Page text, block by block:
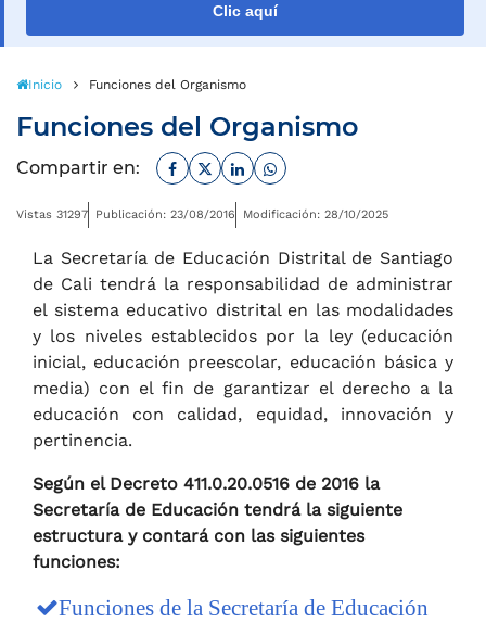
Clic aquí
Inicio Funciones del Organismo
Funciones del Organismo
Compartir en: Facebook
TwitterLinkedinWhatsapp
Vistas 31297 Publicación: 23/08/2016 Modificación: 28/10/2025
La Secretaría de Educación Distrital de Santiago
de Cali tendrá la responsabilidad de administrar
el sistema educativo distrital en las modalidades
y los niveles establecidos por la ley (educación
inicial, educación preescolar, educación básica y
media) con el fin de garantizar el derecho a la
educación con calidad, equidad, innovación y
pertinencia.
Según el Decreto 411.0.20.0516 de 2016 la
Secretaría de Educación tendrá la siguiente
estructura y contará con las siguientes
funciones:
Funciones de la Secretaría de Educación